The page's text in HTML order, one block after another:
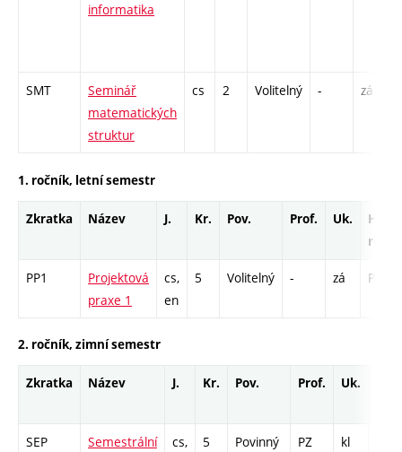
informatika
SMT
Seminář
matematických
struktur
cs 2 Volitelný - zá
1. ročník, letní semestr
Zkratka Název J. Kr. Pov. Prof. Uk.
Hod.
PP1
Projektová
praxe 1
cs,
en
5 Volitelný - zá PR -
2. ročník, zimní semestr
Zkratka Název J. Kr. Pov. Prof. Uk.
SEP
Semestrální
cs,
5 Povinný PZ kl